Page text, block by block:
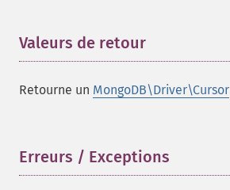
Valeurs de retour
Retourne un MongoDB\Driver\Cursor
Erreurs / Exceptions